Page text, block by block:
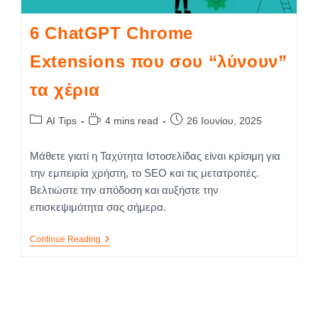
6 ChatGPT Chrome
Extensions που σου “λύνουν”
τα χέρια
AI Tips 4 mins read 26 Ιουνίου, 2025
Μάθετε γιατί η Ταχύτητα Ιστοσελίδας είναι κρίσιμη για
την εμπειρία χρήστη, το SEO και τις μετατροπές.
Βελτιώστε την απόδοση και αυξήστε την
επισκεψιμότητα σας σήμερα.
Continue Reading